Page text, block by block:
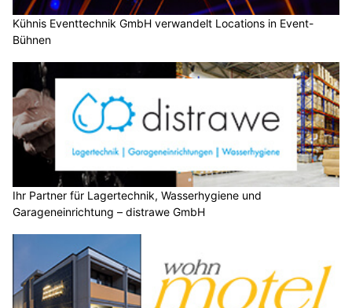
Kühnis Eventtechnik GmbH verwandelt Locations in Event-
Bühnen
Ihr Partner für Lagertechnik, Wasserhygiene und
Garageneinrichtung – distrawe GmbH